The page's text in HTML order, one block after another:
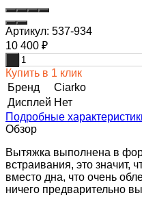
Артикул: 537-934
10 400 ₽
Купить в 1 клик
Бренд
Ciarko
Дисплей Нет
Подробные
Обзор
Вытяжка выполнена в
встраивания, это значит,
вместо дна, что очень
ничего предварительно